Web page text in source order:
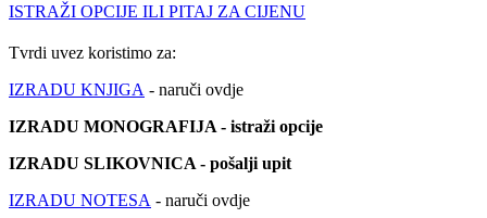
ISTRAŽI OPCIJE ILI PITAJ ZA CIJENU
Tvrdi uvez koristimo za:
IZRADU KNJIGA - naruči ovdje
IZRADU MONOGRAFIJA - istraži opcije
IZRADU SLIKOVNICA - pošalji upit
IZRADU NOTESA - naruči ovdje